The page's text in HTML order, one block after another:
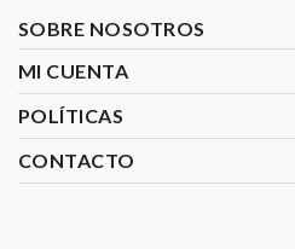
SOBRE NOSOTROS
MI CUENTA
POLÍTICAS
CONTACTO